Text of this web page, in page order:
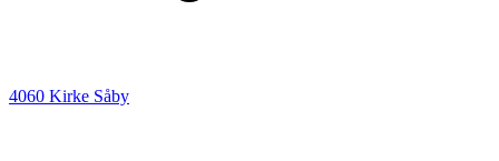
4060 Kirke Såby